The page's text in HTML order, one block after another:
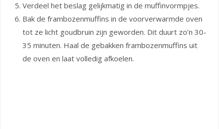
Verdeel het beslag gelijkmatig in de muffinvormpjes.
Bak de frambozenmuffins in de voorverwarmde oven
tot ze licht goudbruin zijn geworden. Dit duurt zo’n 30-
35 minuten. Haal de gebakken frambozenmuffins uit
de oven en laat volledig afkoelen.